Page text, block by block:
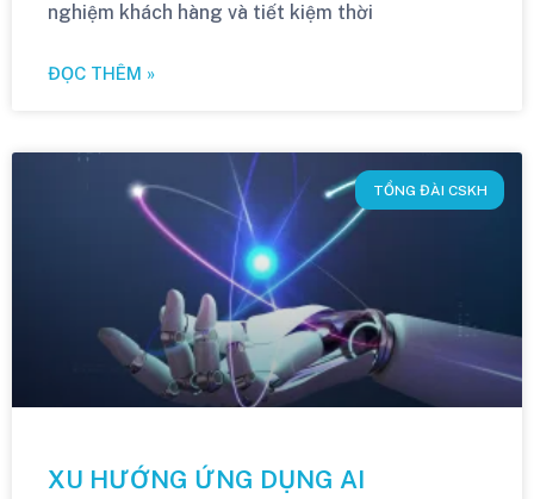
nghiệm khách hàng và tiết kiệm thời
ĐỌC THÊM »
TỔNG ĐÀI CSKH
XU HƯỚNG ỨNG DỤNG AI